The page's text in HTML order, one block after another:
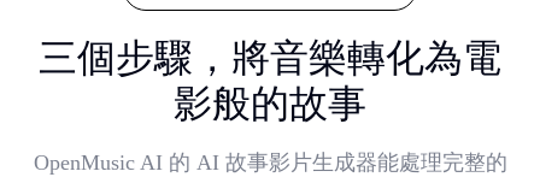
三個步驟，將音樂轉化為電
影般的故事
OpenMusic AI 的 AI 故事影片生成器能處理完整的